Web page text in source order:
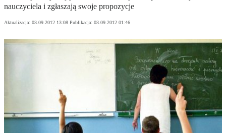
nauczyciela i zgłaszają swoje propozycje
Aktualizacja: 03.09.2012 13:08 Publikacja: 03.09.2012 01:46